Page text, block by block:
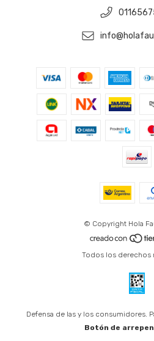
© Copyright Hola
Todos los derechos
Defensa de las y los consumidores.
Botón de